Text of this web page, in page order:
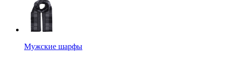
Мужские шарфы